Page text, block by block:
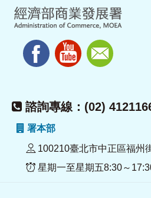
諮詢專線：(02)
署本部
100210臺北市中正區福州
星期一至星期五8:30～